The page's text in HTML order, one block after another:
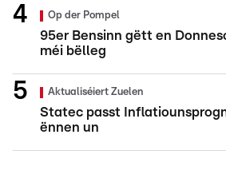
Op der Pompel
95er Bensinn gëtt en
méi bëlleg
Aktualiséiert Zuelen
Statec passt
ënnen un